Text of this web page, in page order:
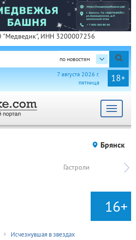
"Медведик", ИНН 3200007256
по новостям
18+
7 августа 2026 г.
пятница
Toggle
Брянск
Гастроли
16+
Исчезнувшая в звездах